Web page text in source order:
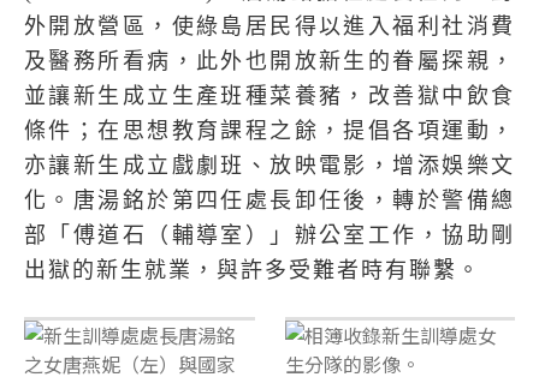
外開放營區，使綠島居民得以進入福利社消費
及醫務所看病，此外也開放新生的眷屬探親，
並讓新生成立生產班種菜養豬，改善獄中飲食
條件；在思想教育課程之餘，提倡各項運動，
亦讓新生成立戲劇班、放映電影，增添娛樂文
化。唐湯銘於第四任處長卸任後，轉於警備總
部「傅道石（輔導室）」辦公室工作，協助剛
出獄的新生就業，與許多受難者時有聯繫。